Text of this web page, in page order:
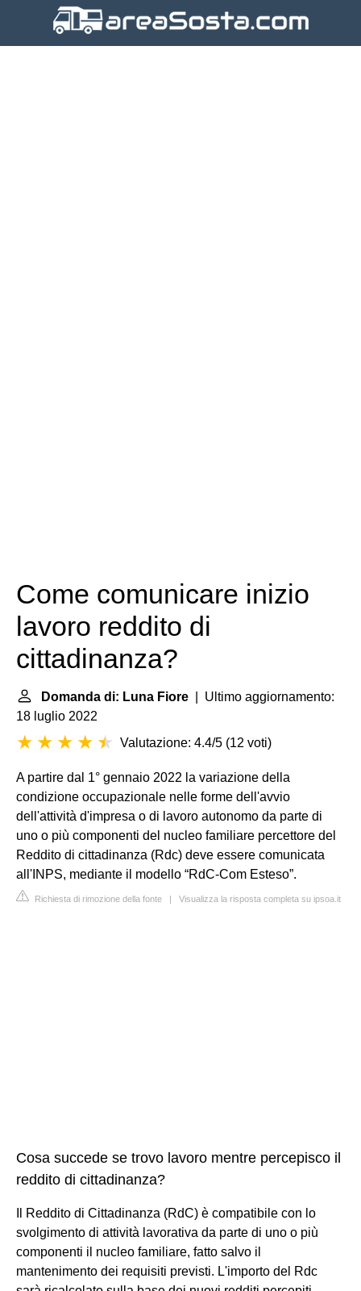
Come comunicare inizio
lavoro reddito di
cittadinanza?
Domanda di: Luna Fiore | Ultimo aggiornamento:
18 luglio 2022
Valutazione: 4.4/5 (12 voti)
A partire dal 1° gennaio 2022 la variazione della
condizione occupazionale nelle forme dell'avvio
dell'attività d'impresa o di lavoro autonomo da parte di
uno o più componenti del nucleo familiare percettore del
Reddito di cittadinanza (Rdc) deve essere comunicata
all'INPS, mediante il modello “RdC-Com Esteso”.
Richiesta di rimozione della fonte | Visualizza la risposta completa su ipsoa.it
Cosa succede se trovo lavoro mentre percepisco il
reddito di cittadinanza?
Il Reddito di Cittadinanza (RdC) è compatibile con lo
svolgimento di attività lavorativa da parte di uno o più
componenti il nucleo familiare, fatto salvo il
mantenimento dei requisiti previsti. L'importo del Rdc